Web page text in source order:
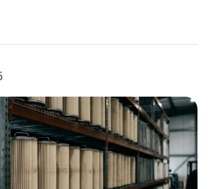
Hazardous welding fumes, fine grinding
can affect worker health, damage